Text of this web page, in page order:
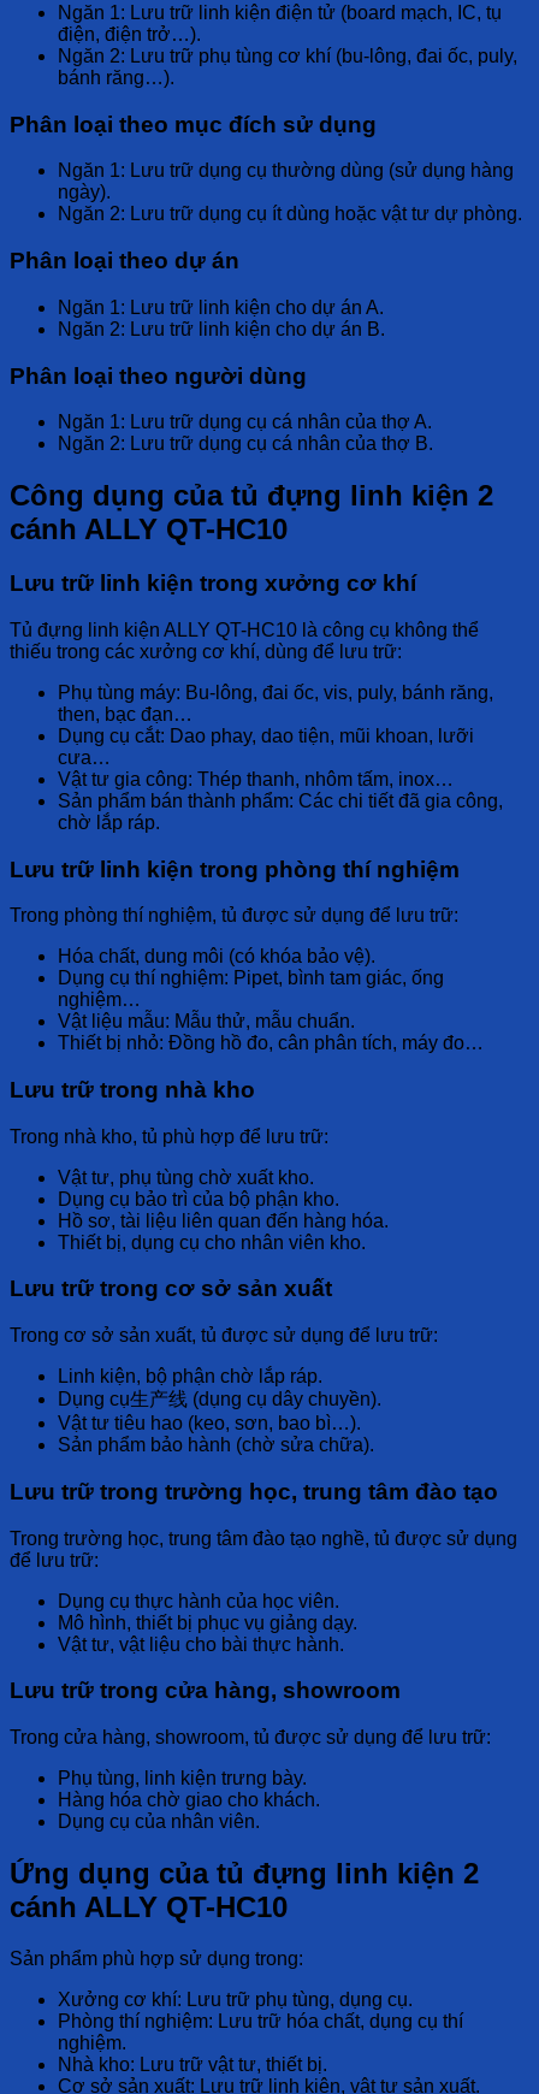
Ngăn 1: Lưu trữ linh kiện điện tử (board mạch, IC, tụ
điện, điện trở…).
Ngăn 2: Lưu trữ phụ tùng cơ khí (bu-lông, đai ốc, puly,
bánh răng…).
Phân loại theo mục đích sử dụng
Ngăn 1: Lưu trữ dụng cụ thường dùng (sử dụng hàng
ngày).
Ngăn 2: Lưu trữ dụng cụ ít dùng hoặc vật tư dự phòng.
Phân loại theo dự án
Ngăn 1: Lưu trữ linh kiện cho dự án A.
Ngăn 2: Lưu trữ linh kiện cho dự án B.
Phân loại theo người dùng
Ngăn 1: Lưu trữ dụng cụ cá nhân của thợ A.
Ngăn 2: Lưu trữ dụng cụ cá nhân của thợ B.
Công dụng của tủ đựng linh kiện 2
cánh ALLY QT-HC10
Lưu trữ linh kiện trong xưởng cơ khí
Tủ đựng linh kiện ALLY QT-HC10 là công cụ không thể
thiếu trong các xưởng cơ khí, dùng để lưu trữ:
Phụ tùng máy: Bu-lông, đai ốc, vis, puly, bánh răng,
then, bạc đạn…
Dụng cụ cắt: Dao phay, dao tiện, mũi khoan, lưỡi
cưa…
Vật tư gia công: Thép thanh, nhôm tấm, inox…
Sản phẩm bán thành phẩm: Các chi tiết đã gia công,
chờ lắp ráp.
Lưu trữ linh kiện trong phòng thí nghiệm
Trong phòng thí nghiệm, tủ được sử dụng để lưu trữ:
Hóa chất, dung môi (có khóa bảo vệ).
Dụng cụ thí nghiệm: Pipet, bình tam giác, ống
nghiệm…
Vật liệu mẫu: Mẫu thử, mẫu chuẩn.
Thiết bị nhỏ: Đồng hồ đo, cân phân tích, máy đo…
Lưu trữ trong nhà kho
Trong nhà kho, tủ phù hợp để lưu trữ:
Vật tư, phụ tùng chờ xuất kho.
Dụng cụ bảo trì của bộ phận kho.
Hồ sơ, tài liệu liên quan đến hàng hóa.
Thiết bị, dụng cụ cho nhân viên kho.
Lưu trữ trong cơ sở sản xuất
Trong cơ sở sản xuất, tủ được sử dụng để lưu trữ:
Linh kiện, bộ phận chờ lắp ráp.
Dụng cụ生产线 (dụng cụ dây chuyền).
Vật tư tiêu hao (keo, sơn, bao bì…).
Sản phẩm bảo hành (chờ sửa chữa).
Lưu trữ trong trường học, trung tâm đào tạo
Trong trường học, trung tâm đào tạo nghề, tủ được sử dụng
để lưu trữ:
Dụng cụ thực hành của học viên.
Mô hình, thiết bị phục vụ giảng dạy.
Vật tư, vật liệu cho bài thực hành.
Lưu trữ trong cửa hàng, showroom
Trong cửa hàng, showroom, tủ được sử dụng để lưu trữ:
Phụ tùng, linh kiện trưng bày.
Hàng hóa chờ giao cho khách.
Dụng cụ của nhân viên.
Ứng dụng của tủ đựng linh kiện 2
cánh ALLY QT-HC10
Sản phẩm phù hợp sử dụng trong:
Xưởng cơ khí: Lưu trữ phụ tùng, dụng cụ.
Phòng thí nghiệm: Lưu trữ hóa chất, dụng cụ thí
nghiệm.
Nhà kho: Lưu trữ vật tư, thiết bị.
Cơ sở sản xuất: Lưu trữ linh kiện, vật tư sản xuất.